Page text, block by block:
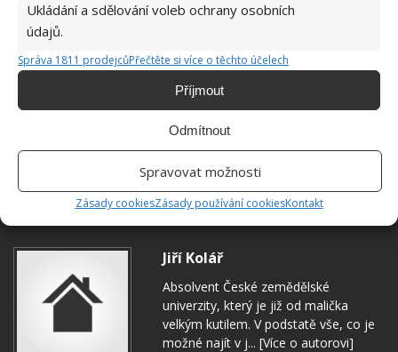
Ukládání a sdělování voleb ochrany osobních
údajů.
Správa 1811 prodejcůPřečtěte si více o těchto účelech
Příjmout
Odmítnout
Spravovat možnosti
Zásady cookiesZásady používání cookiesKontakt
Jiří Kolář
Absolvent České zemědělské
univerzity, který je již od malička
velkým kutilem. V podstatě vše, co je
možné najít v j... [Více o autorovi]